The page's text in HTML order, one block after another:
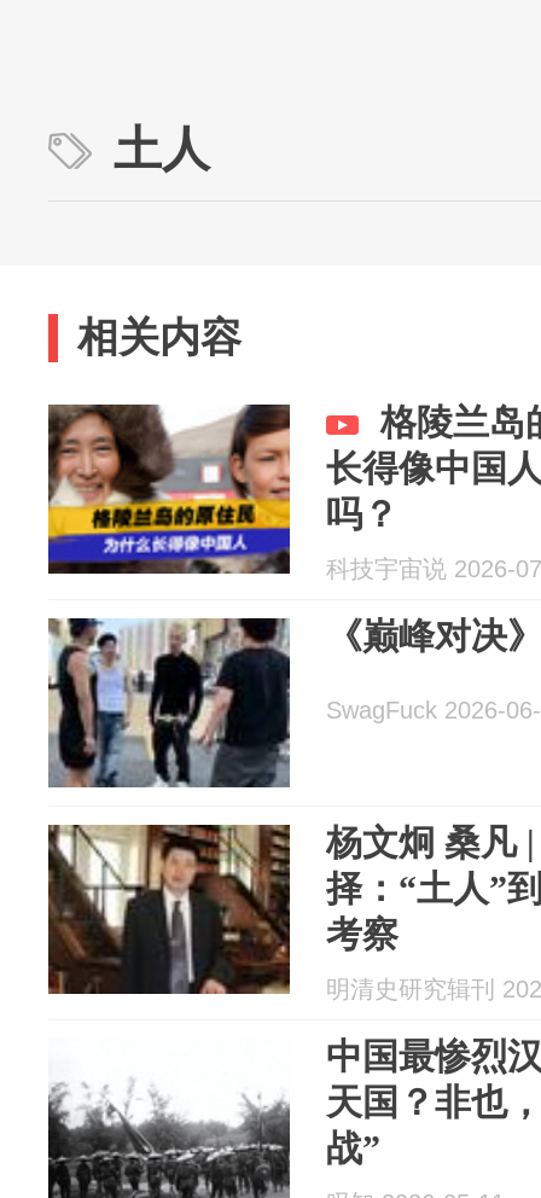
土人
相关内容
格陵兰岛
长得像中国
吗？
科技宇宙说 2026-
《巅峰对决
SwagFuck 2026-
杨文炯 桑凡
择：“土人”
考察
明清史研究辑刊
中国最惨烈
天国？非也
战”